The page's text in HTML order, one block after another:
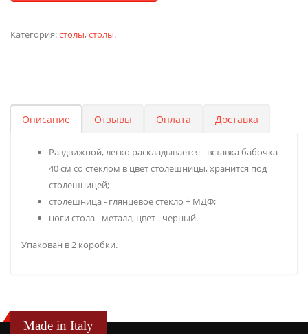
Категория:столы,столы.
Описание Отзывы Оплата Доставка
Раздвижной, легко раскладывается - вставка бабочка
40 см со стеклом в цвет столешницы, хранится под
столешницей;
столешница - глянцевое стекло + МДФ;
ноги стола - металл, цвет - черный.
Упакован в 2 коробки.
Made in Italy